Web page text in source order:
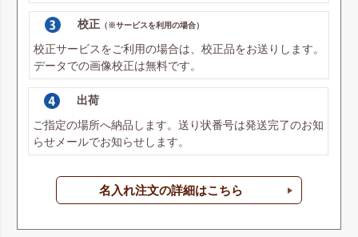
校正 （※サービスを利用の場合）
校正サービスをご利用の場合は、校正品をお送りします。
データでの画像校正は無料です。
出荷
ご指定の場所へ納品します。送り状番号は発送完了のお知
らせメールでお知らせします。
名入れ注文の詳細はこちら